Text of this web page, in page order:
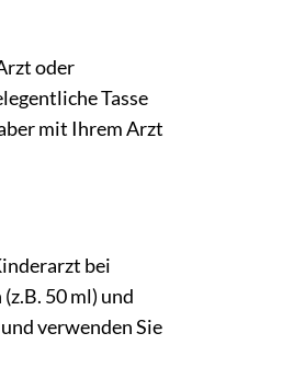
oder
Tasse
mit Ihrem Arzt
bei
50 ml) und
verwenden Sie